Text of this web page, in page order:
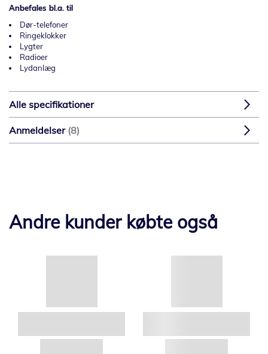
Anbefales bl.a. til
Dør-telefoner
Ringeklokker
Lygter
Radioer
Lydanlæg
Alle specifikationer
Anmeldelser 8
Andre kunder købte også